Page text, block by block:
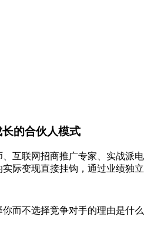
的合伙人模式
互联网招商推广专家、实战
际变现直接挂钩，通过业绩独
你而不选择竞争对手的理由是什么